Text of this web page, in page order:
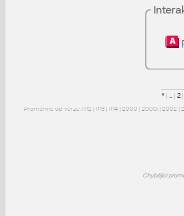
* | _ |2
Proměnné od verze: R12 | R13| R14| 2000 | 2000i| 2002 |
Chybějící